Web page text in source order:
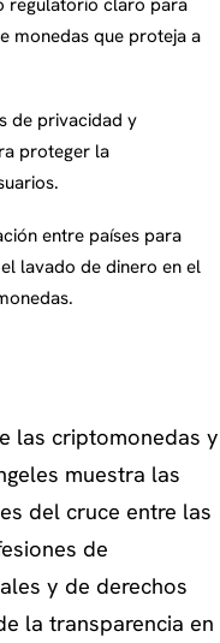
regulatorio claro para
monedas que proteja a
de privacidad y
proteger la
entre países para
lavado de dinero en el
las criptomonedas y
muestra las
del cruce entre las
de
y de derechos
la transparencia en